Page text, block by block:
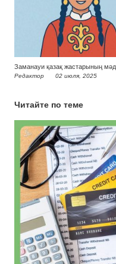
Заманауи қазақ жастарының
Редактор 02 июля, 2025
Читайте по теме